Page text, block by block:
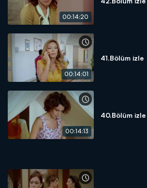
00:14:20
00:14:01
41.Bölüm izle
00:14:13
40.Bölüm izle